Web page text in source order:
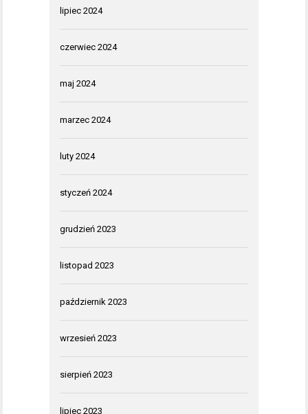
lipiec 2024
czerwiec 2024
maj 2024
marzec 2024
luty 2024
styczeń 2024
grudzień 2023
listopad 2023
październik 2023
wrzesień 2023
sierpień 2023
lipiec 2023